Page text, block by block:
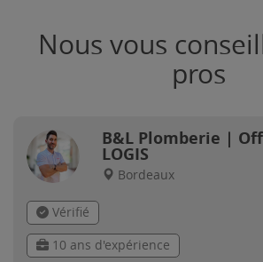
Nous vous
pros
B&L Plomberie |
LOGIS
Bordeaux
Vérifié
10 ans d'expérience